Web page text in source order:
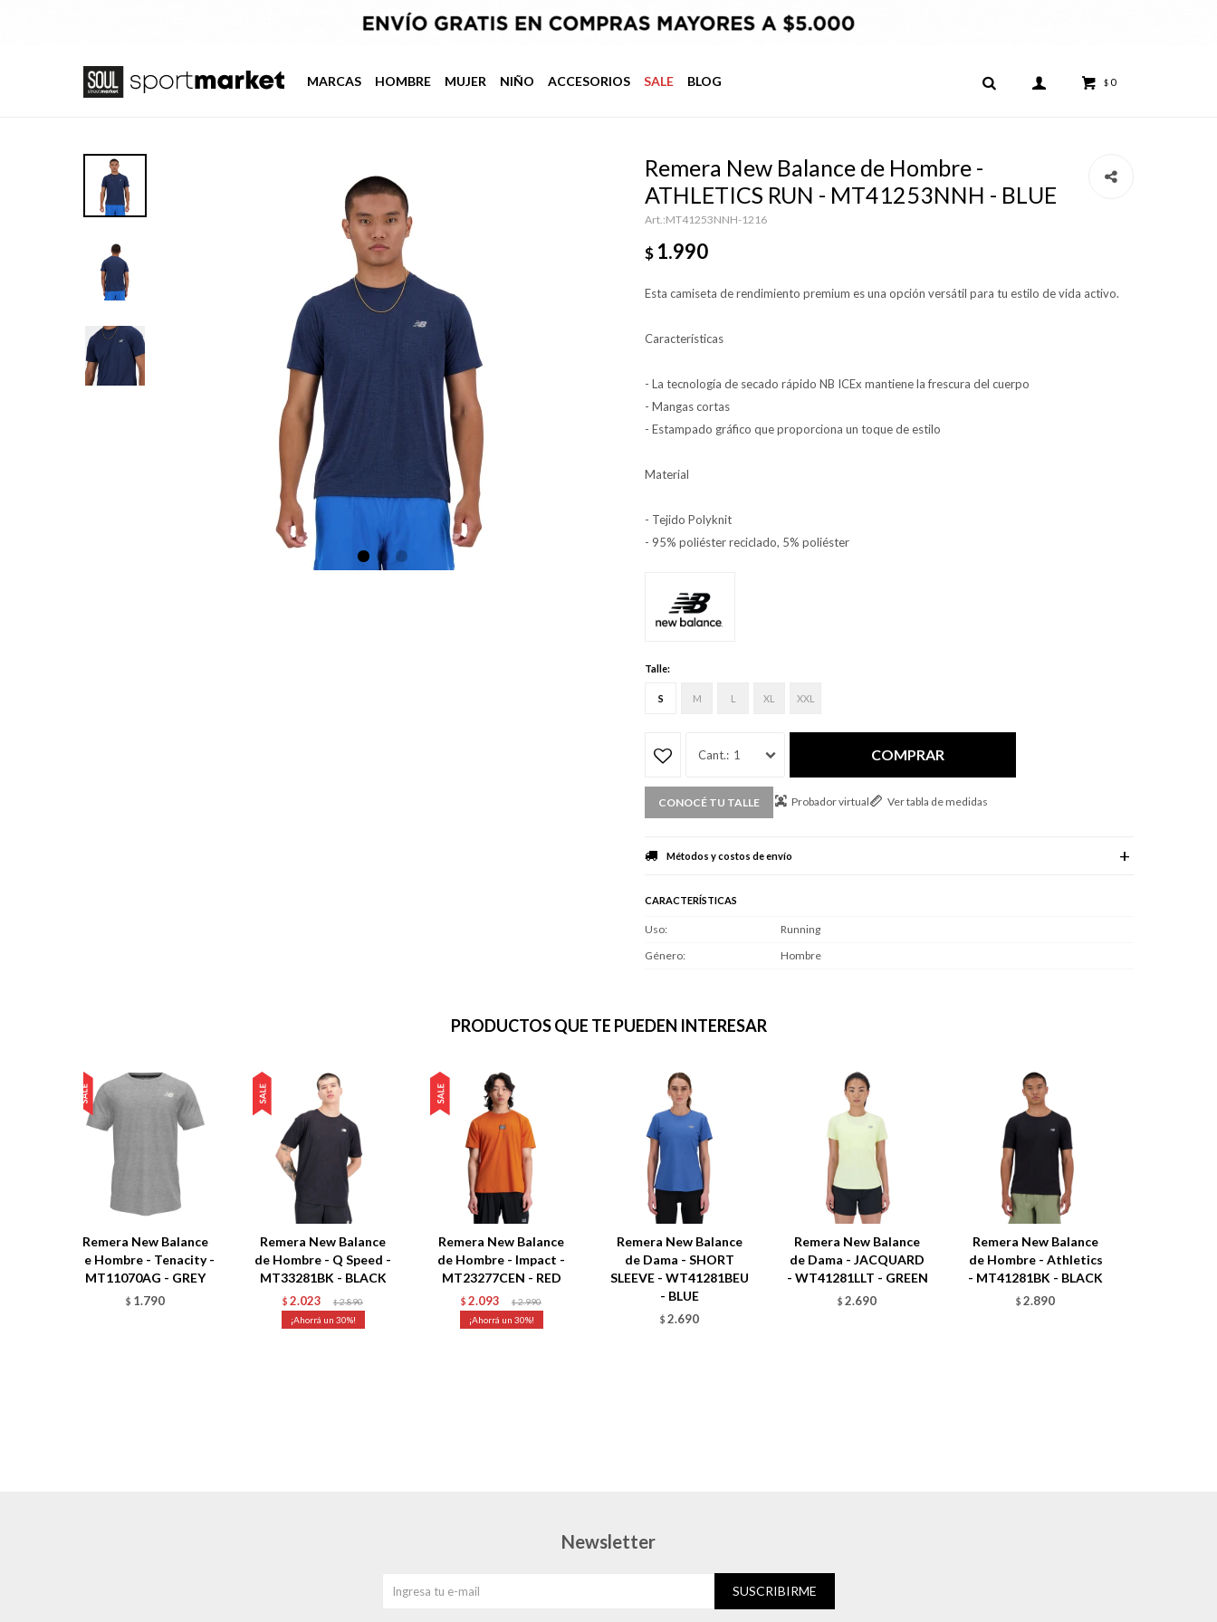
MARCAS HOMBRE MUJER NIÑO ACCESORIOS SALE BLOG $ 0
Remera New Balance de Hombre -
ATHLETICS RUN - MT41253NNH - BLUE
MT41253NNH-1216
$ 1.990
Esta camiseta de rendimiento premium es una opción versátil para tu estilo de vida activo.
Características
- La tecnología de secado rápido NB ICEx mantiene la frescura del cuerpo
- Mangas cortas
- Estampado gráfico que proporciona un toque de estilo
Material
- Tejido Polyknit
- 95% poliéster reciclado, 5% poliéster
Talle:
S M L XL XXL
1 COMPRAR
CONOCÉ TU TALLE Probador virtual Ver tabla de medidas
Métodos y costos de envío
CARACTERÍSTICAS
Uso
Running
Género
Hombre
PRODUCTOS QUE TE PUEDEN INTERESAR
Remera New Balance
de Hombre - Tenacity -
MT11070AG - GREY
$ 1.790
Remera New Balance
de Hombre - Q Speed -
MT33281BK - BLACK
$ 2.023 $ 2.890
30
Remera New Balance
de Hombre - Impact -
MT23277CEN - RED
$ 2.093 $ 2.990
30
Remera New Balance
de Dama - SHORT
SLEEVE - WT41281BEU
- BLUE
$ 2.690
Remera New Balance
de Dama - JACQUARD
- WT41281LLT - GREEN
$ 2.690
Remera New Balance
de Hombre - Athletics
- MT41281BK - BLACK
$ 2.890
Newsletter
SUSCRIBIRME